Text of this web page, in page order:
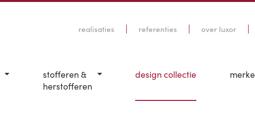
realisaties referenties over luxor
stofferen &
herstofferen
design collectie